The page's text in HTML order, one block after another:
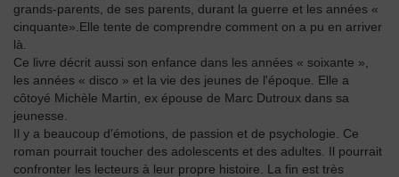
grands-parents, de ses parents, durant la guerre et les années «
cinquante».Elle tente de comprendre comment on a pu en arriver
là.
Ce livre décrit aussi son enfance dans les années « soixante »,
les années « disco » et la vie des jeunes de l'époque. Elle a
côtoyé Michèle Martin, ex épouse de Marc Dutroux dans sa
jeunesse.
Il y a beaucoup d'émotions, de passion et de psychologie. Ce
roman pourrait toucher des adolescents et des adultes. Il pourrait
confronter les lecteurs à leur propre histoire. La fin est très